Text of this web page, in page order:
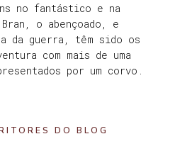
no fantástico e na
o abençoado, e
da guerra, têm sido os
com mais de uma
por um corvo.
DO BLOG